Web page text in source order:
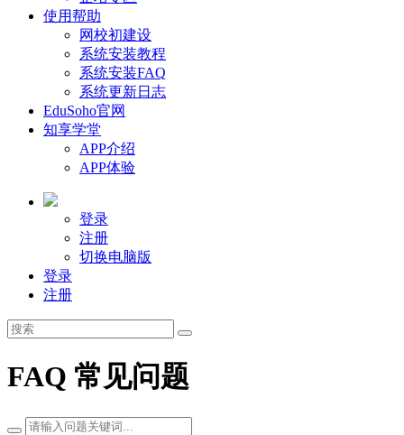
使用帮助
网校初建设
系统安装教程
系统安装FAQ
系统更新日志
EduSoho官网
知享学堂
APP介绍
APP体验
登录
注册
切换电脑版
登录
注册
FAQ 常见问题